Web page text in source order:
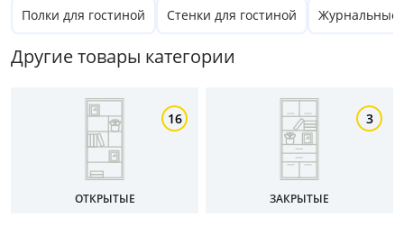
Цвет
Белый
Полки для гостиной Стенки для гостиной Журнальные
Другие товары категории
16
ОТКРЫТЫЕ
3
ЗАКРЫТЫЕ